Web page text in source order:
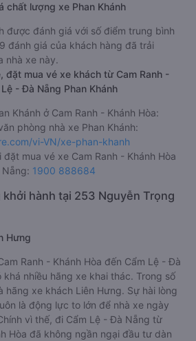
chất lượng xe Phan Khánh
được đánh giá với số điểm trung bình
đánh giá của khách hàng đã trải
nhà xe này.
đặt mua vé xe khách từ Cam Ranh -
- Đà Nẵng Phan Khánh
Khánh ở Cam Ranh - Khánh Hòa:
phòng nhà xe Phan Khánh:
vi-VN/xe-phan-khanh
đặt mua vé xe Cam Ranh - Khánh Hòa
1900 888684
khởi hành tại 253 Nguyễn Trọng
Hưng
Ranh - Khánh Hòa đến Cẩm Lệ - Đà
khá nhiều hãng xe khai thác. Trong số
hãng xe khách Liên Hưng. Sự hài lòng
là động lực to lớn để nhà xe ngày
vì thế, đi Cẩm Lệ - Đà Nẵng từ
Hòa đã không ngần ngại đầu tư dàn